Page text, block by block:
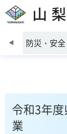
山梨県
前のスライ
防災・安全
令和3年
業